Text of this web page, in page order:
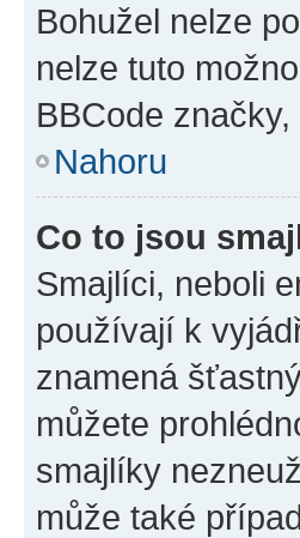
Bohužel nelze
nelze tuto
BBCode
Nahoru
Co to jsou
Smajlíci, neboli
používají k
znamená
můžete
smajlíky
může také